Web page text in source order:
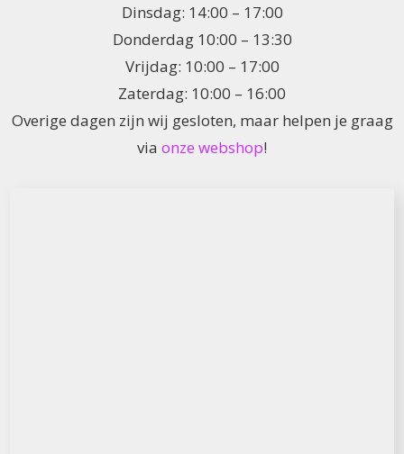
Dinsdag: 14:00 – 17:00
Donderdag 10:00 – 13:30
Vrijdag: 10:00 – 17:00
Zaterdag: 10:00 – 16:00
Overige dagen zijn wij gesloten, maar helpen je graag
via onze webshop!